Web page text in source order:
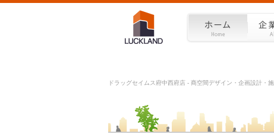
ドラッグセイムス府中西府店 - 商空間デザイン・企画設計